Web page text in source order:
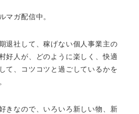
マガ配信中。
退社して、稼げない個人事業主の
好人が、どのように楽しく、快適
て、 コツコツと過ごしているかを
きなので、いろいろ新しい物、 新